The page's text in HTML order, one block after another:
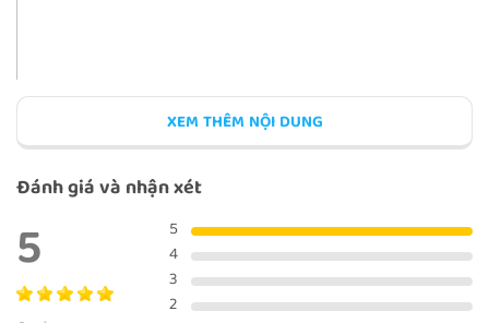
A HERO
XEM THÊM NỘI DUNG
Đánh giá và nhận xét
5
5
4
3
2